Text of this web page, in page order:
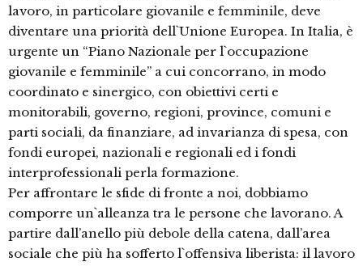
lavoro, in particolare giovanile e femminile, deve
diventare una priorità dell`Unione Europea. In Italia, è
urgente un “Piano Nazionale per l`occupazione
giovanile e femminile” a cui concorrano, in modo
coordinato e sinergico, con obiettivi certi e
monitorabili, governo, regioni, province, comuni e
parti sociali, da finanziare, ad invarianza di spesa, con
fondi europei, nazionali e regionali ed i fondi
interprofessionali perla formazione.
Per affrontare le sfide di fronte a noi, dobbiamo
comporre un`alleanza tra le persone che lavorano. A
partire dall’anello più debole della catena, dall’area
sociale che più ha sofferto l`offensiva liberista: il lavoro